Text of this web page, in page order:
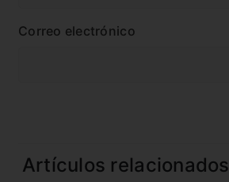
Correo electrónico
Artículos relacionados